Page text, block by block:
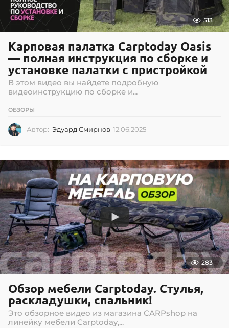
513
Карповая палатка Carptoday Oasis
— полная инструкция по сборке и
установке палатки с пристройкой
В этом видео вы найдете подробную
видеоинструкцию по сборке и...
ОБЗОРЫ
Автор: Эдуард Смирнов 12.06.2025
0
6
.
2
0
2
5
283
Обзор мебели Carptoday. Стулья,
раскладушки, спальник!
Это обзорное видео из магазина CARPshop на
линейку мебели Carptoday,...